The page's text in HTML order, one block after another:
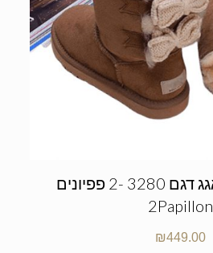
מגפי האגג דגם 3280 -2 פפיונים UGG
2Papillon
₪449.00